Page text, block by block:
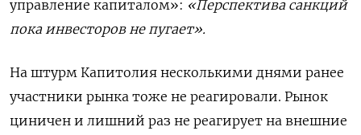
управление капиталом»: «Перспектива санкций
пока инвесторов не пугает».
На штурм Капитолия несколькими днями ранее
участники рынка тоже не реагировали. Рынок
циничен и лишний раз не реагирует на внешние